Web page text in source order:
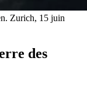
Zurich, 15 juin
des